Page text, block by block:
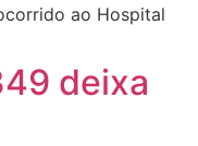
ao Hospital
deixa